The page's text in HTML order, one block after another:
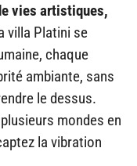
vies artistiques,
villa Platini se
chaque
ambiante, sans
le dessus.
mondes en
la vibration